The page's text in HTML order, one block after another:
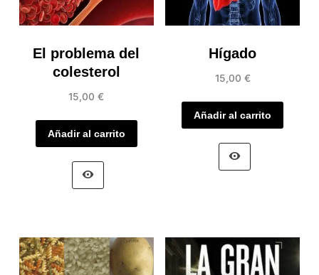
El problema del
colesterol
15,00€
Añadir al carrito
Hígado
15,00 €
Añadir al carrito